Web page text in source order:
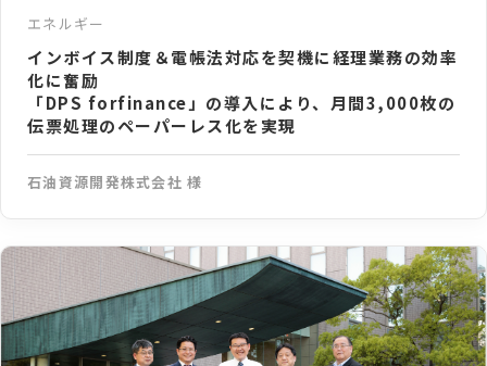
エネルギー
インボイス制度＆電帳法対応を契機に経理業務の効率
化に奮励
「DPS forfinance」の導入により、月間3,000枚の
伝票処理のペーパーレス化を実現
石油資源開発株式会社 様